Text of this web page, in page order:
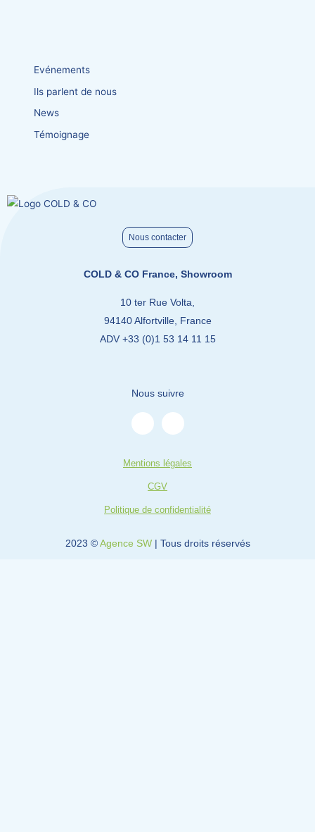
Evénements
Ils parlent de nous
News
Témoignage
Nous contacter
COLD & CO France, Showroom
10 ter Rue Volta,
94140 Alfortville, France
ADV +33 (0)1 53 14 11 15
Nous suivre
L
n
e
-
i
Y
u
u
b
Mentions légales
CGV
Politique de confidentialité
2023 © Agence SW| Tous droits réservés